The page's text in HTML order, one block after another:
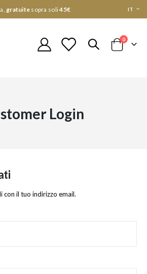
gratuite sopra soli45€ Lingua
IT
Cart
0elementi
Login
con il tuo indirizzo email.